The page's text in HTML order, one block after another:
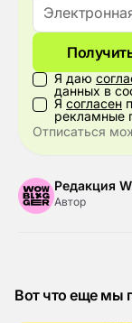
Я даю
данных в
Я согласен
рекламные
Отписаться
Редакция
Автор
Вот что еще мы